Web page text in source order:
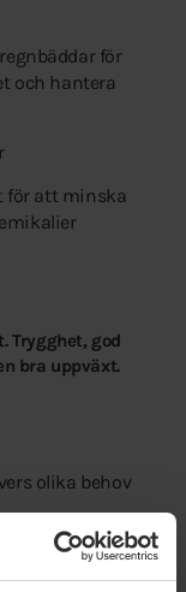
för
och hantera
för att minska
god
bra uppväxt.
olika behov
psykisk ohälsa